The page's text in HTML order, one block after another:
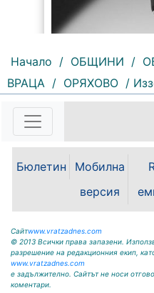
189 | 2026-08-07
потребители, че
спряно
07.08.2026г. до
Начало / ОБЩИНИ /
ВРАЦА / ОРЯХОВО /
Бюлетин
Мобилна
версия
Сайтwww.vratzadnes.com
© 2013 Всички права запазени.
разрешение на редакционния екип,
www.vratzadnes.com
е задължително. Сайтът не носи
коментари.